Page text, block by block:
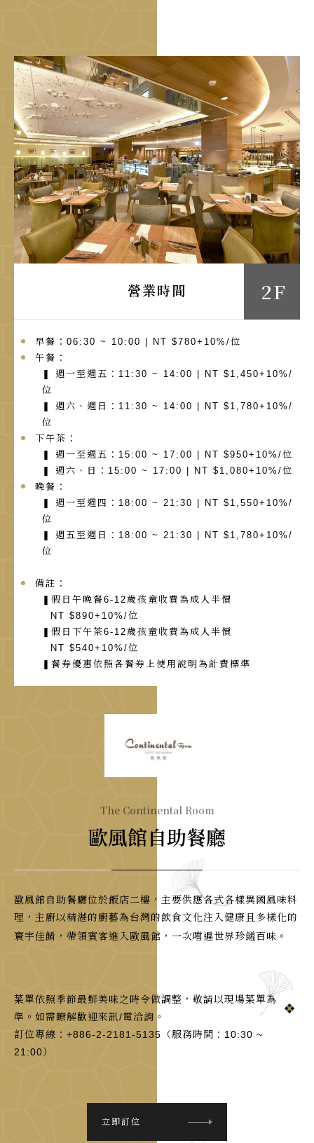
營業時間
早餐：06:30 ~ 10:00 | NT $780+10%/位
午餐：
❚ 週一至週五：11:30 ~ 14:00 | NT $1,450+10%/
位
❚ 週六、週日：11:30 ~ 14:00 | NT $1,780+10%/
位
下午茶：
❚ 週一至週五：15:00 ~ 17:00 | NT $950+10%/位
❚
週六、日：15:00 ~ 17:00 | NT $1,080+10%/位
晚餐：
❚ 週一至週四：18:00 ~ 21:30 | NT $1,550+10%/
位
❚ 週五至週日：18:00 ~ 21:30 | NT $1,780+10%/
位
備註：
❚假日午晚餐6-12歲孩童收費為成人半價
NT $890+10%/位
❚假日下午茶6-12歲孩童收費為成人半價
NT $540+10%/位
❚餐券優惠依照各餐券上使用說明為計費標準
2 F
The Continental Room
歐風館自助餐廳
歐風館自助餐廳位於飯店二樓，主要供應各式各樣異國風味料
理，主廚以精湛的廚藝為台灣的飲食文化注入健康且多樣化的
寰宇佳餚，帶領賓客進入歐風館，一次嚐遍世界珍饈百味。
菜單依照季節最鮮美味之時令做調整，敬請以現場菜單為
準。如需瞭解歡迎來訊/電洽詢。
訂位專線：+886-2-2181-5135（服務時間：10:30 ~
21:00）
立即訂位